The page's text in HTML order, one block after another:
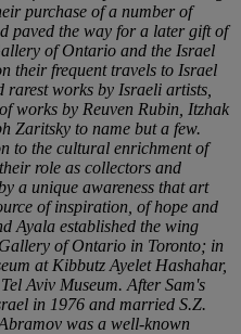
purchase of a number of
paved the way for a later gift of
of Ontario and the Israel
their frequent travels to Israel
rarest works by Israeli artists,
works by Reuven Rubin, Itzhak
Zaritsky to name but a few.
to the cultural enrichment of
role as collectors and
a unique awareness that art
of inspiration, of hope and
Ayala established the wing
of Ontario in Toronto; in
at Kibbutz Ayelet Hashahar,
Aviv Museum. After Sam's
in 1976 and married S.Z.
was a well-known